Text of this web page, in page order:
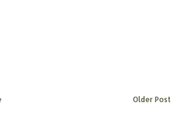
Older Post